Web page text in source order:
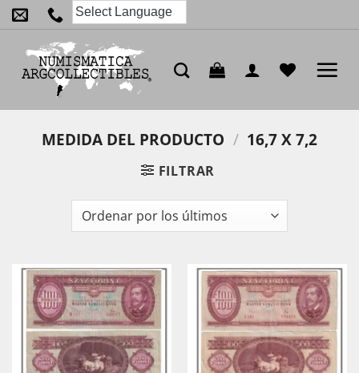
Saltar
al
contenido
MEDIDA DEL PRODUCTO / 16,7 X 7,2
FILTRAR